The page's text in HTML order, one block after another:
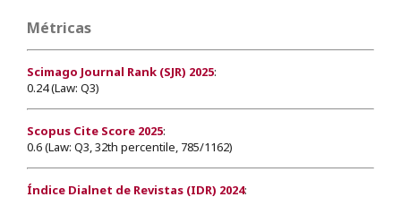
Métricas
Scimago Journal Rank (SJR) 2025:
0.24 (Law: Q3)
Scopus Cite Score 2025:
0.6 (Law: Q3, 32th percentile, 785/1162)
Índice Dialnet de Revistas (IDR) 2024: